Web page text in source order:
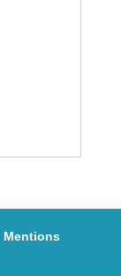
Mentions